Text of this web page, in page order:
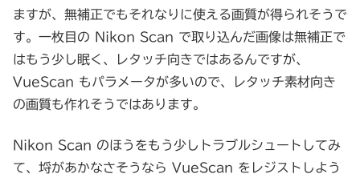
ますが、無補正でもそれなりに使える画質が得られそうで
す。一枚目の Nikon Scan で取り込んだ画像は無補正で
はもう少し眠く、レタッチ向きではあるんですが、
VueScan もパラメータが多いので、レタッチ素材向き
の画質も作れそうではあります。
Nikon Scan のほうをもう少しトラブルシュートしてみ
て、埒があかなさそうなら VueScan をレジストしよう